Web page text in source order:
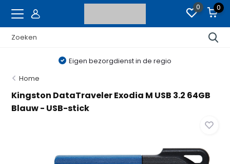
0 0
Eigen bezorgdienst in de regio
Home
Kingston DataTraveler Exodia M USB 3.2 64GB
Blauw - USB-stick